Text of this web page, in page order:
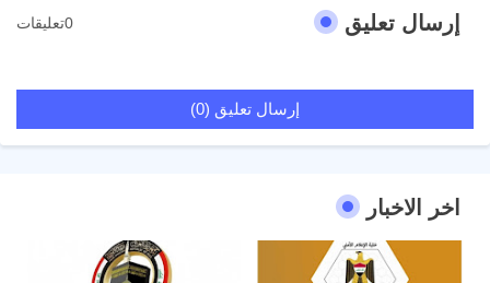
إرسال تعليق 0تعليقات
إرسال تعليق (0)
اخر الاخبار